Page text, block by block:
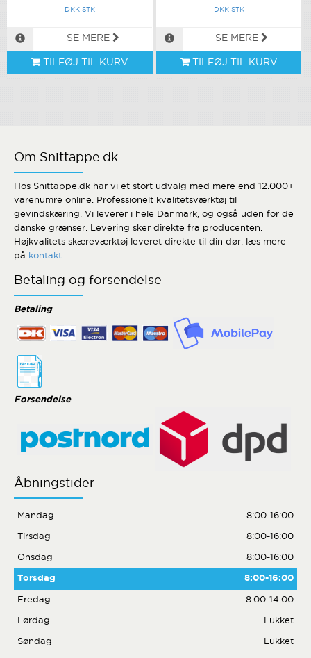
DKK STK
SE MERE
TILFØJ TIL KURV
DKK STK
SE MERE
TILFØJ TIL KURV
Om Snittappe.dk
Hos Snittappe.dk har vi et stort udvalg med mere end 12.000+
varenumre online. Professionelt kvalitetsværktøj til
gevindskæring. Vi leverer i hele Danmark, og også uden for de
danske grænser. Levering sker direkte fra producenten.
Højkvalitets skæreværktøj leveret direkte til din dør. læs mere
på
kontakt
Betaling og forsendelse
Betaling
Forsendelse
Åbningstider
Mandag 8:00-16:00
Tirsdag 8:00-16:00
Onsdag 8:00-16:00
Torsdag 8:00-16:00
Fredag 8:00-14:00
Lørdag Lukket
Søndag Lukket